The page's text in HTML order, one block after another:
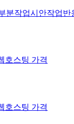
분작업시안작업반
호스팅 가격
호스팅 가격